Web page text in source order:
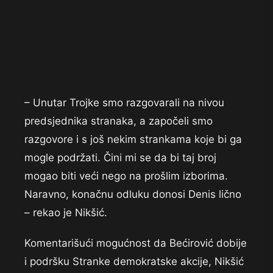
– Unutar Trojke smo razgovarali na nivou
predsjednika stranaka, a započeli smo
razgovore i s još nekim strankama koje bi ga
mogle podržati. Čini mi se da bi taj broj
mogao biti veći nego na prošlim izborima.
Naravno, konačnu odluku donosi Denis lično
– rekao je Nikšić.
Komentarišući mogućnost da Bećirović dobije
i podršku Stranke demokratske akcije, Nikšić